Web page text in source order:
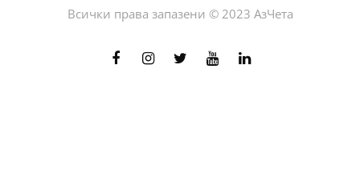
Всички права запазени © 2023 АзЧета